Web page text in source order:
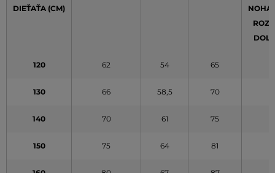
DIEŤAŤA (CM)
120 62 54 65
130 66 58,5 70
140 70 61 75
150 75 64 81